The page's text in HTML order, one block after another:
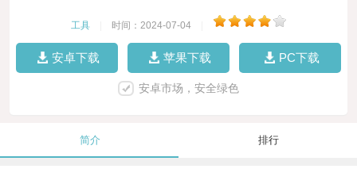
工具 时间：2024-07-04
安卓下载 苹果下载 PC下载
安卓市场，安全绿色
简介 排行